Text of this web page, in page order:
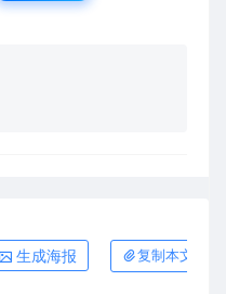
生成海报 复制本文链接